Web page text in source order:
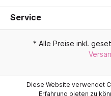
Service
* Alle Preise inkl.
Diese Website verwendet
Erfahrung bieten zu